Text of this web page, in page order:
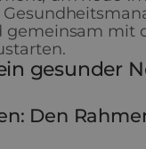
gemeinsam mit
gesunder
Den